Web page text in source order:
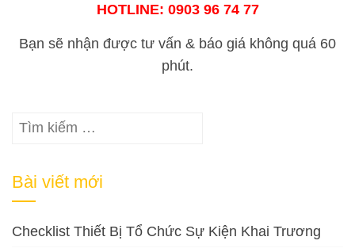
HOTLINE: 0903 96 74 77
Bạn sẽ nhận được tư vấn & báo giá không quá 60
phút.
Tìm
Bài viết mới
Checklist Thiết Bị Tổ Chức Sự Kiện Khai Trương